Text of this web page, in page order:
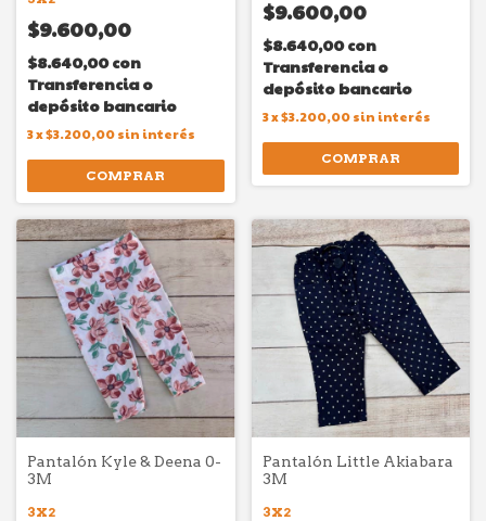
$9.600,00
$8.640,00con
Transferencia o
depósito bancario
3x$3.200,00sin interés
COMPRAR
$9.600,00
$8.640,00con
Transferencia o
depósito bancario
3x$3.200,00 sin interés
COMPRAR
Pantalón Kyle & Deena 0-
3M
3X2
Pantalón Little Akiabara
3M
3X2